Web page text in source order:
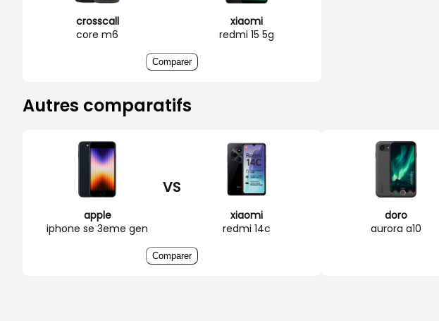
crosscall
core m6
xiaomi
redmi 15 5g
Comparer
Autres comparatifs
apple
iphone se 3eme gen
VS
xiaomi
redmi 14c
Comparer
doro
aurora a10